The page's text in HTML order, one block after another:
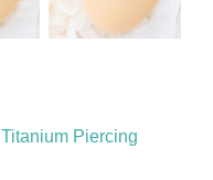
Piercing